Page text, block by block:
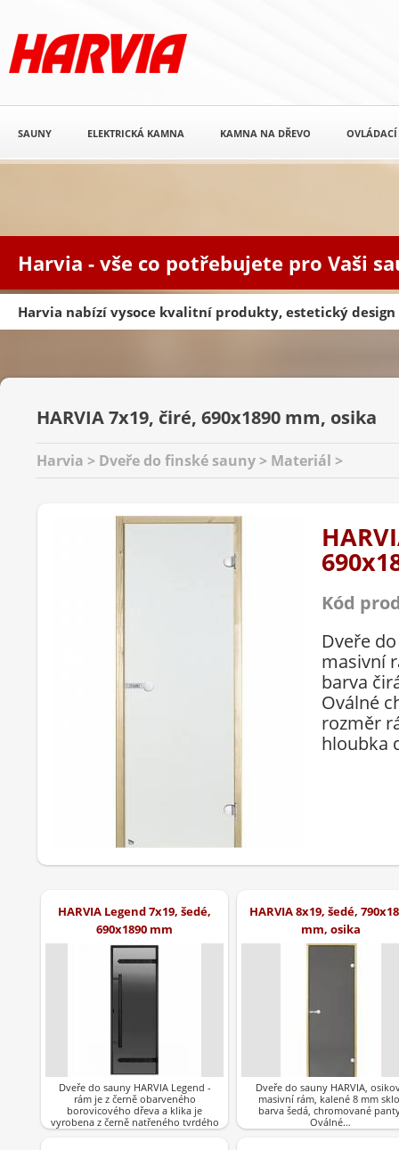
Harvia - vše co potřebujete pro Vaši
Harvia nabízí vysoce kvalitní produkty, estetický design
SAUNY ELEKTRICKÁ KAMNA KAMNA NA DŘEVO OVLÁDACÍ
HARVIA 7x19, čiré, 690x1890 mm, osika
Harvia > Dveře do finské sauny > Materiál >
Kód
Dveře
masivní
barva
Oválné
rozměr
hloubka
HARVIA Legend 7x19, šedé,
690x1890 mm
Dveře do sauny HARVIA Legend -
rám je z černě obarveného
borovicového dřeva a klika je
vyrobena z černě natřeného tvrdého
dřeva.Barva…
HARVIA 8x19, šedé,
mm, osika
Dveře do sauny HARVIA,
masivní rám, kalené 8 mm
barva šedá, chromované
Oválné…